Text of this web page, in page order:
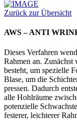
Zurück zur Übersicht
AWS – ANTI
Dieses Verfahren
Rahmen an. Zunächst
besteht, um spezielle
Blase, um die
pressen. Dadurch
alle Hohlräume
potenzielle
festerer, leichterer